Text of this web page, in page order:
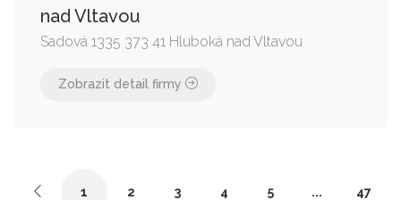
nad Vltavou
Sadová 1335 373 41 Hluboká nad Vltavou
Zobrazit detail firmy
1 2 3 4 5 ... 47